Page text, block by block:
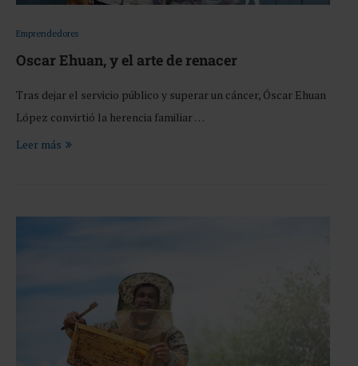
Emprendedores
Oscar Ehuan, y el arte de renacer
Tras dejar el servicio público y superar un cáncer, Óscar Ehuan
López convirtió la herencia familiar …
Leer más